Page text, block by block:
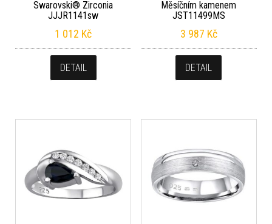
Swarovski® Zirconia
JJJR1141sw
1 012 Kč
DETAIL
Měsíčním kamenem
JST11499MS
3 987 Kč
DETAIL